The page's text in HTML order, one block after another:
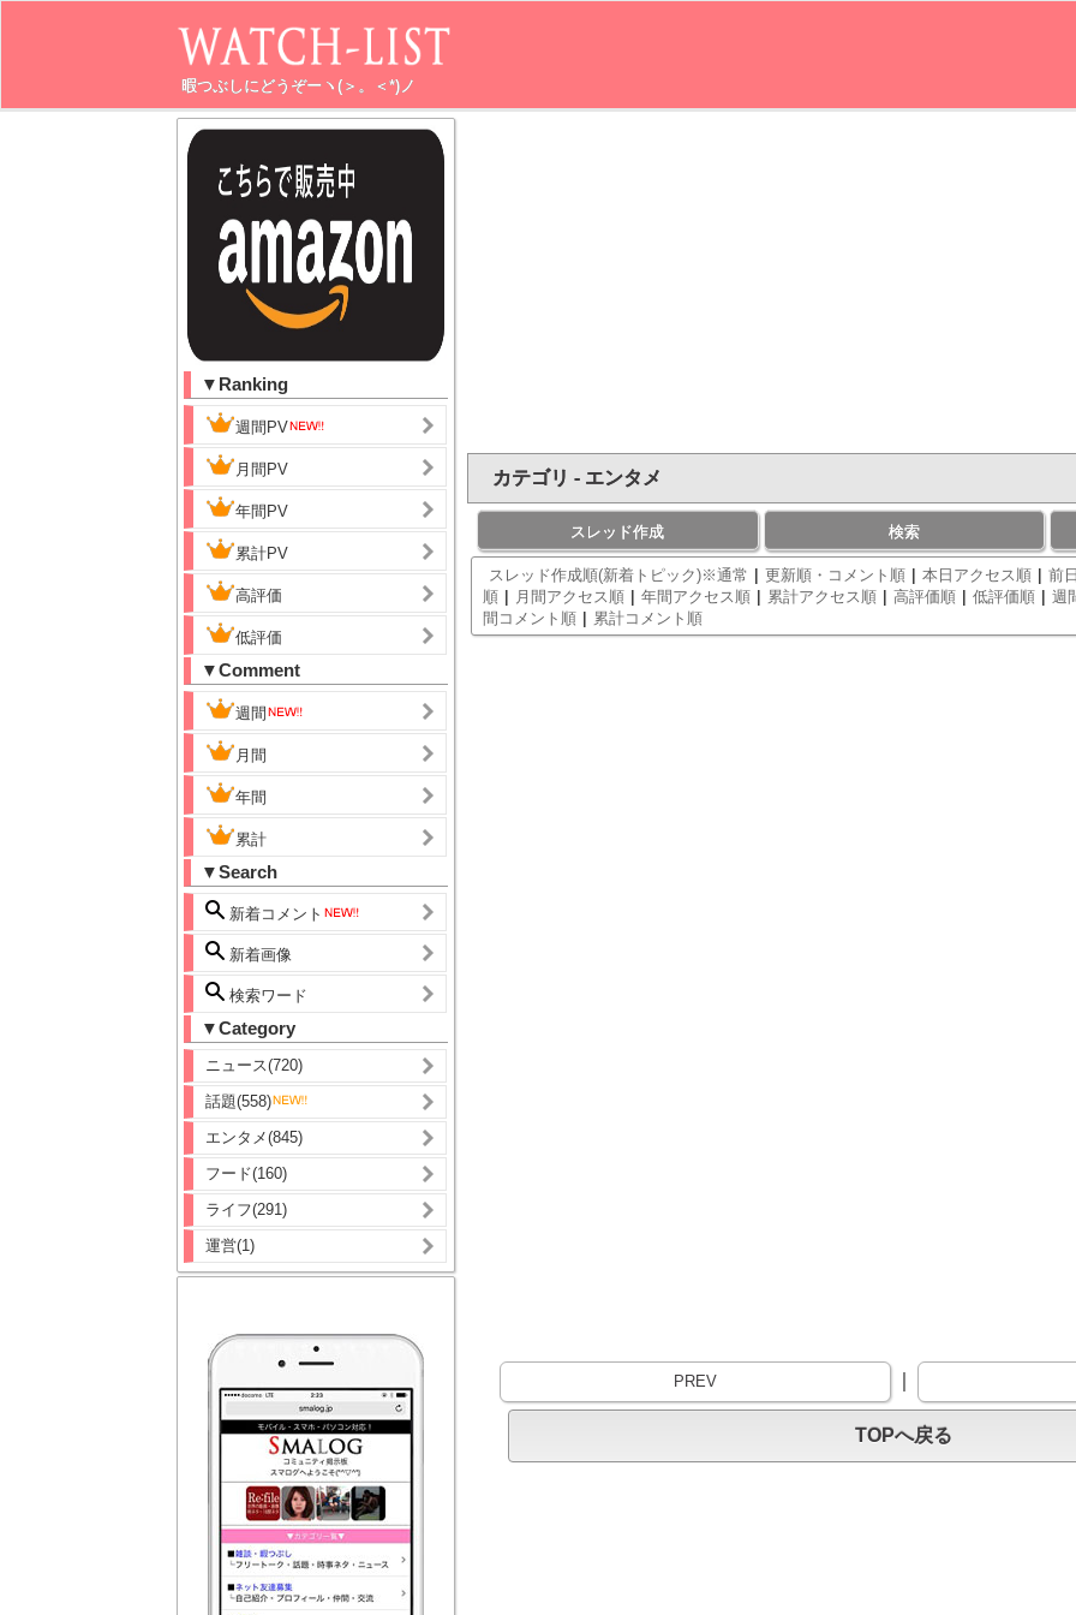
暇つぶしにどうぞーヽ(＞。＜*)ノ
▼Ranking
週間PV
月間PV
年間PV
累計PV
高評価
低評価
▼Comment
週間
月間
年間
累計
▼Search
新着コメント
新着画像
検索ワード
▼Category
ニュース(720)
話題(558)
エンタメ(845)
フード(160)
ライフ(291)
運営(1)
カテゴリ - エンタメ
スレッド作成 検索
スレッド作成順(新着トピック)※通常 | 更新順・コメント順 | 本日アクセス順 | 前
順 | 月間アクセス順 | 年間アクセス順 | 累計アクセス順 | 高評価順 | 低評価順 | 週
間コメント順 | 累計コメント順
PREV
TOPへ戻る